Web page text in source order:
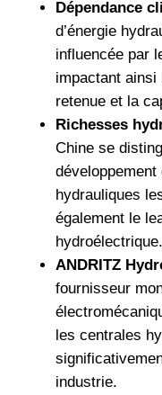
Dépendance
d’énergie
influencée par
impactant
retenue et la
Richesses
Chine se
hydrauliques
également le
hydroélectrique.
ANDRITZ
fournisseur
les centrales
industrie.